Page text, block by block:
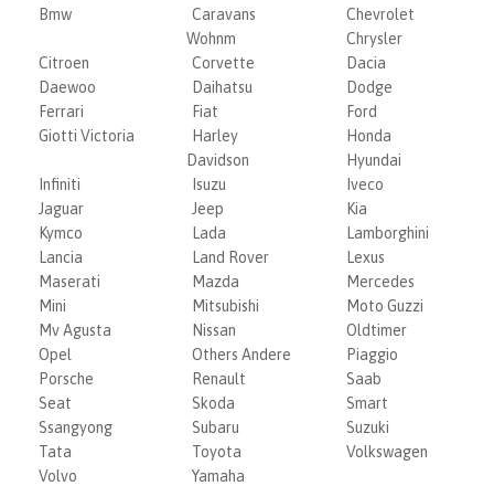
Bmw
Caravans
Wohnm
Chevrolet
Chrysler
Citroen
Corvette
Dacia
Daewoo
Daihatsu
Dodge
Ferrari
Fiat
Ford
Giotti Victoria
Harley
Davidson
Honda
Hyundai
Infiniti
Isuzu
Iveco
Jaguar
Jeep
Kia
Kymco
Lada
Lamborghini
Lancia
Land Rover
Lexus
Maserati
Mazda
Mercedes
Mini
Mitsubishi
Moto Guzzi
Mv Agusta
Nissan
Oldtimer
Opel
Others Andere
Piaggio
Porsche
Renault
Saab
Seat
Skoda
Smart
Ssangyong
Subaru
Suzuki
Tata
Toyota
Volkswagen
Volvo
Yamaha